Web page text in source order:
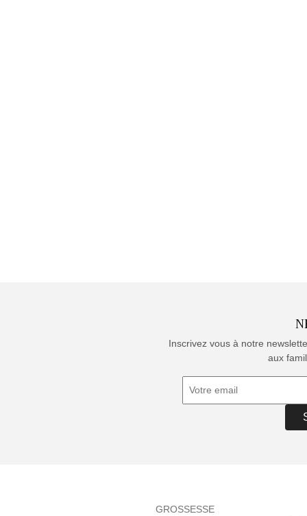
Inscrivez vous à notre
aux
GROSSESSE